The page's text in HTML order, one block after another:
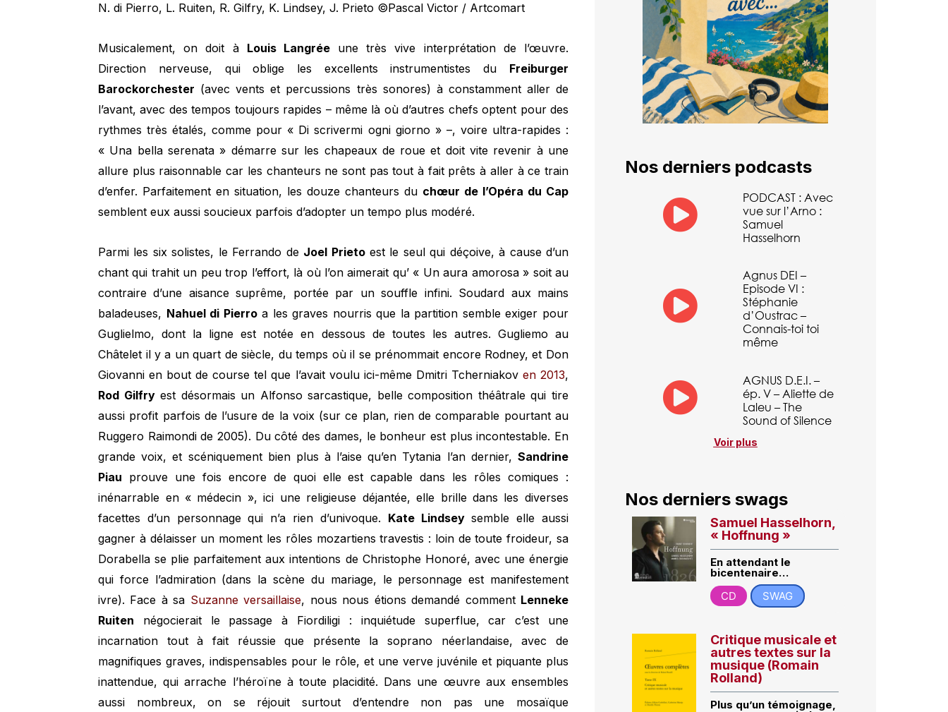
N. di Pierro, L. Ruiten, R. Gilfry, K. Lindsey, J. Prieto ©Pascal Victor / Artcomart
Musicalement, on doit à Louis Langréeune très vive interprétation de l’œuvre.
Direction nerveuse, qui oblige les excellents instrumentistes du Freiburger
Barockorchester (avec vents et percussions très sonores) à constamment aller de
l’avant, avec des tempos toujours rapides – même là où d’autres chefs optent pour des
rythmes très étalés, comme pour « Di scrivermi ogni giorno » –, voire ultra-rapides :
« Una bella serenata » démarre sur les chapeaux de roue et doit vite revenir à une
allure plus raisonnable car les chanteurs ne sont pas tout à fait prêts à aller à ce train
d’enfer. Parfaitement en situation, les douze chanteurs du chœur de l’Opéra du Cap
semblent eux aussi soucieux parfois d’adopter un tempo plus modéré.
Parmi les six solistes, le Ferrando de Joel Prietoest le seul qui déçoive, à cause d’un
chant qui trahit un peu trop l’effort, là où l’on aimerait qu’ « Un aura amorosa » soit au
contraire d’une aisance suprême, portée par un souffle infini. Soudard aux mains
baladeuses, Nahuel di Pierroa les graves nourris que la partition semble exiger pour
Guglielmo, dont la ligne est notée en dessous de toutes les autres. Gugliemo au
Châtelet il y a un quart de siècle, du temps où il se prénommait encore Rodney, et Don
Giovanni en bout de course tel que l’avait voulu ici-même Dmitri Tcherniakov en 2013,
Rod Gilfryest désormais un Alfonso sarcastique, belle composition théâtrale qui tire
aussi profit parfois de l’usure de la voix (sur ce plan, rien de comparable pourtant au
Ruggero Raimondi de 2005). Du côté des dames, le bonheur est plus incontestable. En
grande voix, et scéniquement bien plus à l’aise qu’en Tytania l’an dernier, Sandrine
Piau prouve une fois encore de quoi elle est capable dans les rôles comiques :
inénarrable en « médecin », ici une religieuse déjantée, elle brille dans les diverses
facettes d’un personnage qui n’a rien d’univoque. Kate Lindseysemble elle aussi
gagner à délaisser un moment les rôles mozartiens travestis : loin de toute froideur, sa
Dorabella se plie parfaitement aux intentions de Christophe Honoré, avec une énergie
qui force l’admiration (dans la scène du mariage, le personnage est manifestement
ivre). Face à sa Suzanne versaillaise, nous nous étions demandé comment Lenneke
Ruiten négocierait le passage à Fiordiligi : inquiétude superflue, car c’est une
incarnation tout à fait réussie que présente la soprano néerlandaise, avec de
magnifiques graves, indispensables pour le rôle, et une verve juvénile et piquante plus
inattendue, qui arrache l’héroïne à toute placidité. Dans une œuvre aux ensembles
aussi nombreux, on se réjouit surtout d’entendre non pas une mosaïque
Nos derniers podcasts
PODCAST : Avec
vue sur l’Arno :
Samuel
Hasselhorn
Agnus DEI –
Episode VI :
Stéphanie
d’Oustrac –
Connais-toi toi
même
AGNUS D.E.I. –
ép. V – Aliette de
Laleu – The
Sound of Silence
Voir plus
Nos derniers swags
Samuel Hasselhorn,
« Hoffnung »
En attendant le
bicentenaire…
CD
SWAG
Critique musicale et
autres textes sur la
musique (Romain
Rolland)
Plus qu’un témoignage,